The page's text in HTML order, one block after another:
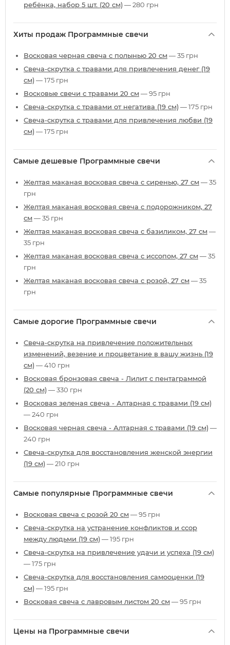
ребёнка, набор 5 шт. (20 см)— 280 грн
Хиты продаж Программные свечи
Восковая черная свеча с полынью 20 см— 35 грн
Свеча-скрутка с травами для привлечения денег (19
см)— 175 грн
Восковые свечи с травами 20 см— 95 грн
Свеча-скрутка с травами от негатива (19 см)— 175 грн
Свеча-скрутка с травами для привлечения любви (19
см)— 175 грн
Самые дешевые Программные свечи
Желтая маканая восковая свеча с сиренью, 27 см— 35
грн
Желтая маканая восковая свеча с подорожником, 27
см— 35 грн
Желтая маканая восковая свеча с базиликом, 27 см—
35 грн
Желтая маканая восковая свеча с иссопом, 27 см— 35
грн
Желтая маканая восковая свеча с розой, 27 см— 35
грн
Самые дорогие Программные свечи
Свеча-скрутка на привлечение положительных
изменений, везение и процветание в вашу жизнь (19
см)— 410 грн
Восковая бронзовая свеча - Лилит с пентаграммой
(20 см)— 330 грн
Восковая зеленая свеча - Алтарная с травами (19 см)
— 240 грн
Восковая черная свеча - Алтарная с травами (19 см)—
240 грн
Свеча-скрутка для восстановления женской энергии
(19 см)— 210 грн
Самые популярные Программные свечи
Восковая свеча с розой 20 см— 95 грн
Свеча-скрутка на устранение конфликтов и ссор
между людьми (19 см)— 195 грн
Свеча-скрутка на привлечение удачи и успеха (19 см)
— 175 грн
Свеча-скрутка для восстановления самооценки (19
см)— 195 грн
Восковая свеча с лавровым листом 20 см— 95 грн
Цены на Программные свечи